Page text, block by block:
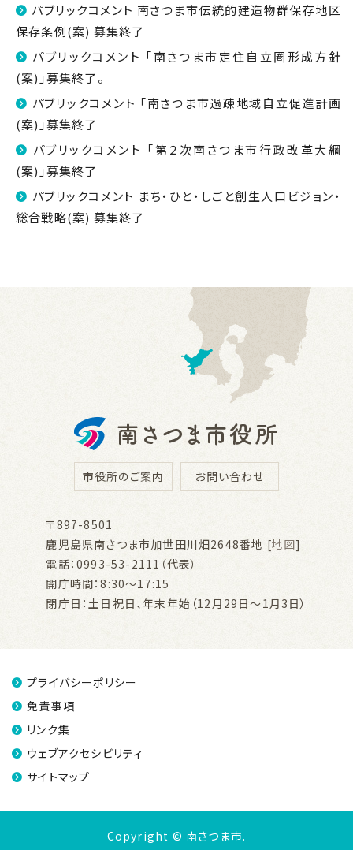
パブリックコメント 南さつま市伝統的建造物群保存地区
保存条例(案) 募集終了
パブリックコメント 「南さつま市定住自立圏形成方針
(案)」募集終了。
パブリックコメント 「南さつま市過疎地域自立促進計画
(案)」募集終了
パブリックコメント 「第２次南さつま市行政改革大綱
(案)」募集終了
パブリックコメント まち・ひと・しごと創生人口ビジョン・
総合戦略(案) 募集終了
市役所のご案内 お問い合わせ
〒897-8501
鹿児島県南さつま市加世田川畑2648番地 [地図]
電話：0993-53-2111（代表）
開庁時間：8:30～17:15
閉庁日：土日祝日、年末年始（12月29日～1月3日）
プライバシーポリシー
免責事項
リンク集
ウェブアクセシビリティ
サイトマップ
Copyright © 南さつま市.